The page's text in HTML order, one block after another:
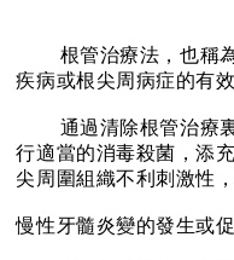
根管治療法，也稱
疾病或根尖周病症的有效
通過清除根管治療
行適當的消毒殺菌，添
尖周圍組織不利刺激性
慢性牙髓炎變的發生或